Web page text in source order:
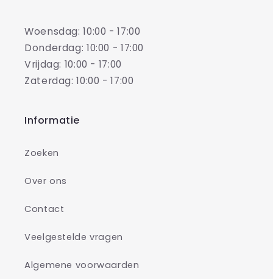
Woensdag: 10:00 - 17:00
Donderdag: 10:00 - 17:00
Vrijdag: 10:00 - 17:00
Zaterdag: 10:00 - 17:00
Informatie
Zoeken
Over ons
Contact
Veelgestelde vragen
Algemene voorwaarden